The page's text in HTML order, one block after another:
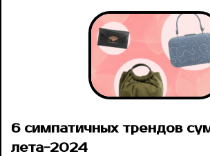
6 симпатичных трендов
лета-2024